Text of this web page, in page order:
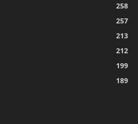
258
257
213
212
199
189